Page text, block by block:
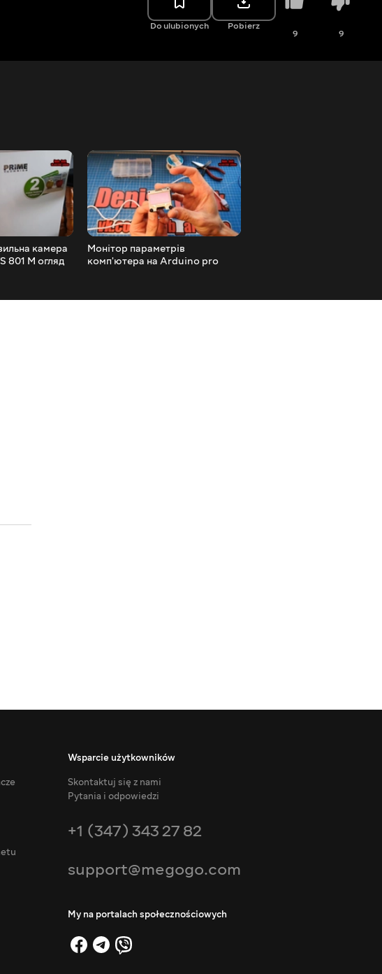
Do ulubionych Pobierz
9 9
камера
801 M огляд
Монітор параметрів
комп'ютера на Arduino pro
Wsparcie użytkowników
Skontaktuj się z nami
Pytania i odpowiedzi
+1 (347) 343 27 82
support@megogo.com
My na portalach społecznościowych